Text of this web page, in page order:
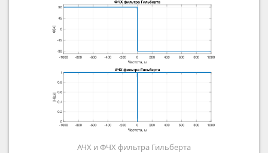
АЧХ и ФЧХ фильтра Гильберта